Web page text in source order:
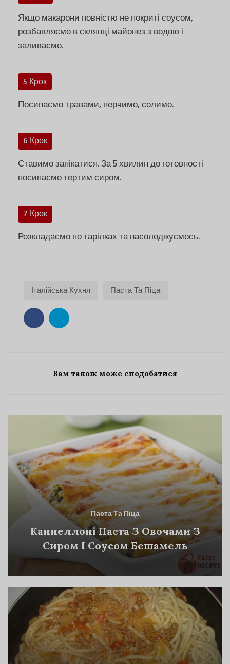
Якщо макарони повністю не покриті соусом,
розбавляємо в склянці майонез з водою і
заливаємо.
5 Крок
Посипаємо травами, перчимо, солимо.
6 Крок
Ставимо запікатися. За 5 хвилин до готовності
посипаємо тертим сиром.
7 Крок
Розкладаємо по тарілках та насолоджуємось.
Італійська Кухня Паста Та Піца
Вам також може сподобатися
Паста Та Піца
Каннеллоні Паста З Овочами З
Сиром І Соусом Бешамель